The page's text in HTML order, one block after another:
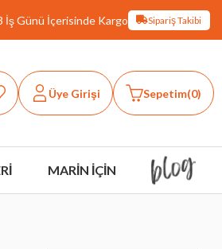
İş Günü İçerisinde Kargo Sipariş Takibi
Üye Girişi Sepetim 0
MARİN İÇİN